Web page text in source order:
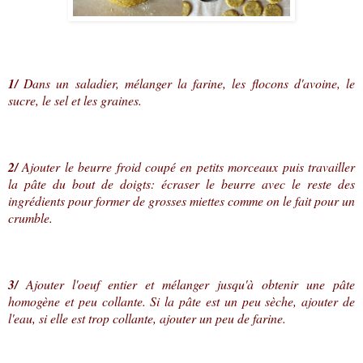
1/Dans un saladier, mélanger la farine, les flocons d'avoine, le
sucre, le sel et les graines.
2/Ajouter le beurre froid coupé en petits morceaux puis travailler
la pâte du bout de doigts: écraser le beurre avec le reste des
ingrédients pour former de grosses miettes comme on le fait pour un
crumble.
3/Ajouter l'oeuf entier et mélanger jusqu'à obtenir une pâte
homogène et peu collante. Si la pâte est un peu sèche, ajouter de
l'eau, si elle est trop collante, ajouter un peu de farine.